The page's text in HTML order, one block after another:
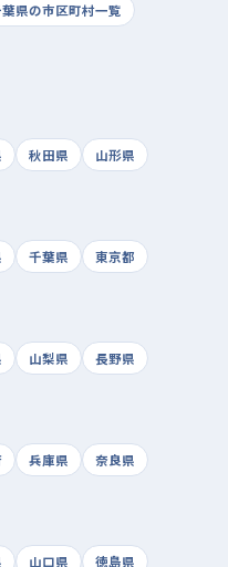
県の市区町村一覧
秋田県
山形県
千葉県
東京都
山梨県
長野県
兵庫県
奈良県
山口県
徳島県